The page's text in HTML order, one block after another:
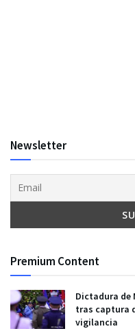
Newsletter
Premium Content
Dictadura de
tras captura
vigilancia